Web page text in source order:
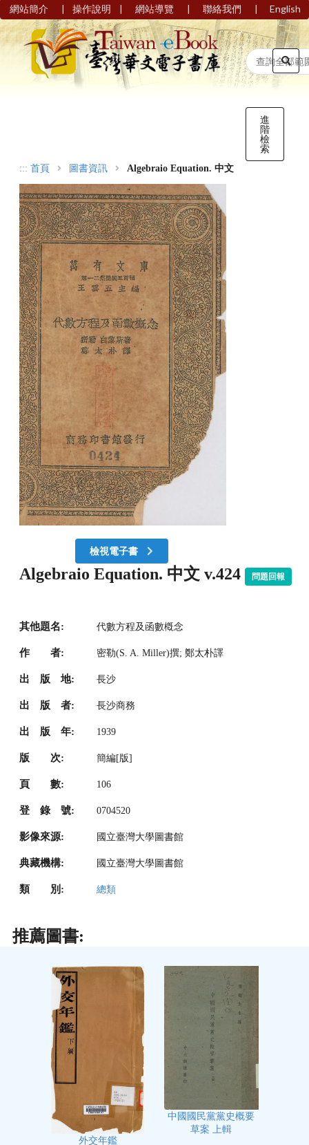
網站簡介 | 操作說明 | 網站導覽 | 聯絡我們 | English
進
階
檢
索
::: 首頁 圖書資訊 Algebraio Equation. 中文
檢視電子書
Algebraio Equation. 中文 v.424 問題回報
其他題名: 代數方程及函數槪念
作 者: 密勒(S. A. Miller)撰; 鄭太朴譯
出 版 地: 長沙
出 版 者: 長沙商務
出 版 年: 1939
版 次: 簡編[版]
頁 數: 106
登 錄 號: 0704520
影像來源: 國立臺灣大學圖書館
典藏機構: 國立臺灣大學圖書館
類 別: 總類
推薦圖書:
外交年鑑
中國國民黨黨史概要
草案 上輯